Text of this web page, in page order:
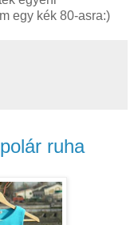
egy kék 80-asra:)
ruha